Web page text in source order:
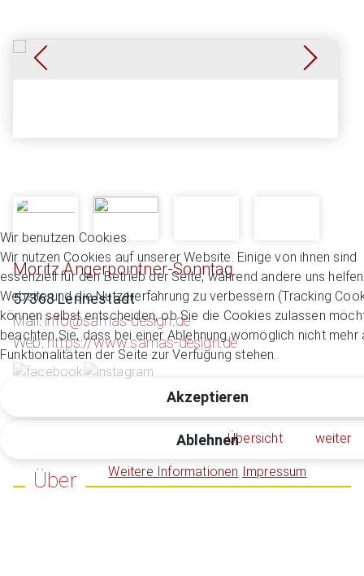
Moritz Angerpointner-Sonntag
57368 Lennestadt
Mail: info@samas-design.de
Web:https://www.samas-design.de
Übersicht weiter
Über
Wir benutzen Cookies
Wir nutzen Cookies auf unserer Website. Einige von ihnen sind
essenziell für den Betrieb der Seite, während andere uns
Website und die Nutzererfahrung zu verbessern (Tracking
können selbst entscheiden, ob Sie die Cookies zulassen
beachten Sie, dass bei einer Ablehnung womöglich nicht mehr
Funktionalitäten der Seite zur Verfügung stehen.
Akzeptieren
Ablehnen
Weitere Informationen Impressum